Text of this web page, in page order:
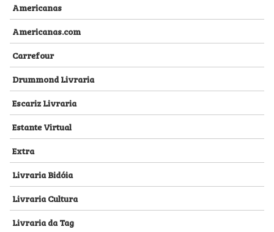
Americanas
Americanas.com
Carrefour
Drummond Livraria
Escariz Livraria
Estante Virtual
Extra
Livraria Bidóia
Livraria Cultura
Livraria da Tag